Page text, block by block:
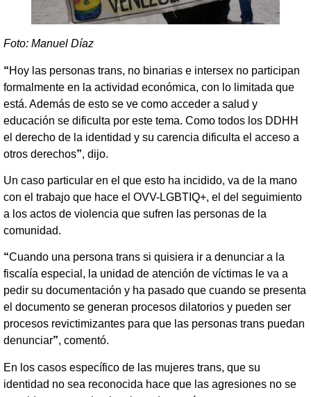
Foto: Manuel Díaz
“Hoy las personas trans, no binarias e intersex no participan
formalmente en la actividad económica, con lo limitada que
está. Además de esto se ve como acceder a salud y
educación se dificulta por este tema. Como todos los DDHH
el derecho de la identidad y su carencia dificulta el acceso a
otros derechos”, dijo.
Un caso particular en el que esto ha incidido, va de la mano
con el trabajo que hace el OVV-LGBTIQ+, el del seguimiento
a los actos de violencia que sufren las personas de la
comunidad.
“Cuando una persona trans si quisiera ir a denunciar a la
fiscalía especial, la unidad de atención de víctimas le va a
pedir su documentación y ha pasado que cuando se presenta
el documento se generan procesos dilatorios y pueden ser
procesos revictimizantes para que las personas trans puedan
denunciar”, comentó.
En los casos específico de las mujeres trans, que su
identidad no sea reconocida hace que las agresiones no se